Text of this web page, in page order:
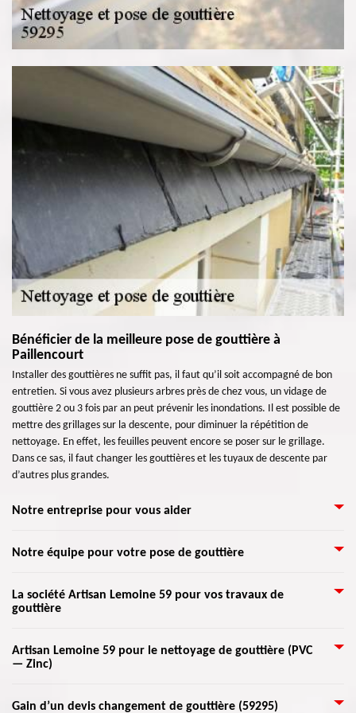
Bénéficier de la meilleure pose de gouttière à
Paillencourt
Installer des gouttières ne suffit pas, il faut qu’il soit accompagné de bon
entretien. Si vous avez plusieurs arbres près de chez vous, un vidage de
gouttière 2 ou 3 fois par an peut prévenir les inondations. Il est possible de
mettre des grillages sur la descente, pour diminuer la répétition de
nettoyage. En effet, les feuilles peuvent encore se poser sur le grillage.
Dans ce sas, il faut changer les gouttières et les tuyaux de descente par
d’autres plus grandes.
Notre entreprise pour vous aider
Toute la structure d’une maison a une grande importance, y compris les
elle a des problèmes d’étanchéité, les eaux de pluie peuvent s’infiltrer
dans votre demeure pour ensuite causer des grands dégâts. L’installation
Toute l’équipe de Artisan Lemoine 59 en activité dans tout 59295 et les
environs vous assurent satisfaction.
Notre équipe pour votre pose de gouttière
Pour l’installation de gouttière, la pendante est le type le plus choisi, aussi
connue comme une gouttière demi-ronde. Le zingueur le met au-dessous
aussi la gouttière rampante, qui a la forme d'une canalisation. Elle se pose
généralement sur une partie de la toiture ou sur une corniche. Et enfin le
La société Artisan Lemoine 59 pour vos travaux de
gouttière
Pour un nettoyage de gouttières, professionnel et abordable, vous pouvez
nous faire confiance pour vous servir. Aider nos clients à maintenir leurs
faire. Entretenir les gouttières et descentes pluviales régulièrement
Artisan Lemoine 59 pour le nettoyage de gouttière (PVC
— Zinc)
Notre entreprise peut vous aider à empêcher les débordements d’eau, la
Gain d’un devis changement de gouttière (59295)